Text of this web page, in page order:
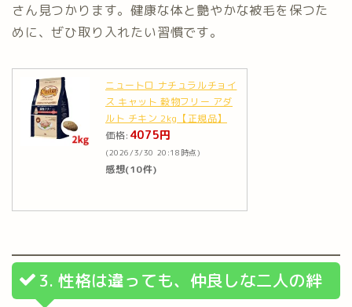
さん見つかります。健康な体と艶やかな被毛を保つた
めに、ぜひ取り入れたい習慣です。
ニュートロ ナチュラルチョイ
ス キャット 穀物フリー アダ
ルト チキン 2kg【正規品】
価格: 4075円
(2026/3/30 20:18時点)
感想(10件)
3. 性格は違っても、仲良しな二人の絆